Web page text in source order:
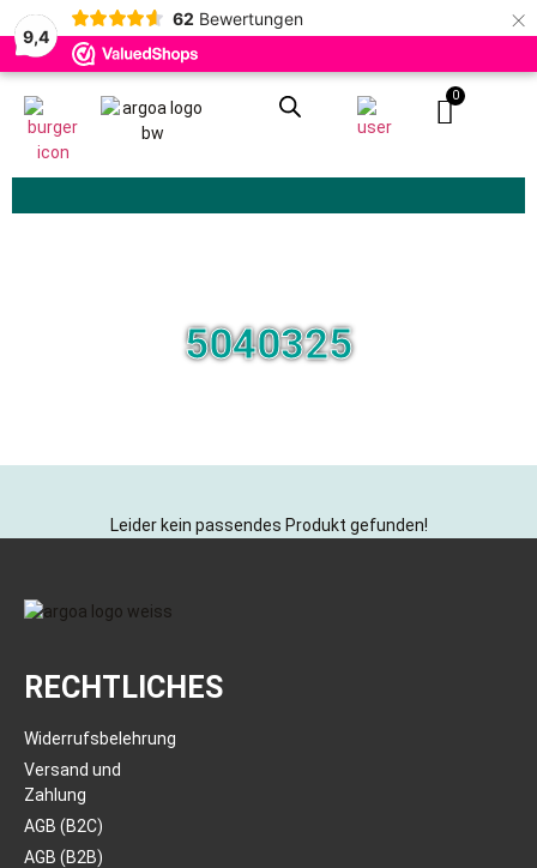
9,4
62 Bewertungen ×
Zoeken 0
5040325
Leider kein passendes Produkt gefunden!
RECHTLICHES
Widerrufsbelehrung
Versand und
Zahlung
AGB (B2C)
AGB (B2B)